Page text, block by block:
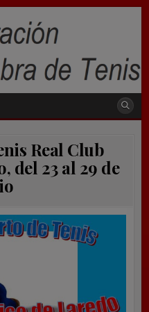
Real Club
del 23 al 29 de